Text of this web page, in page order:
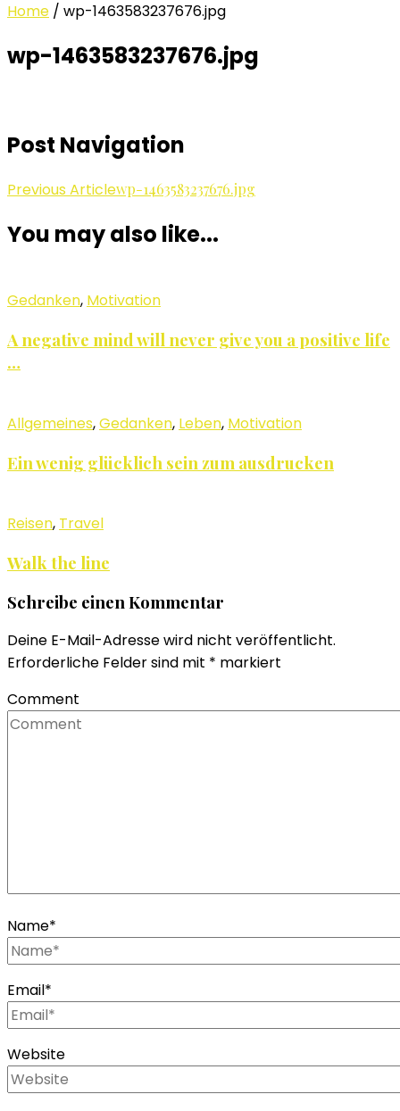
Home / wp-1463583237676.jpg
wp-1463583237676.jpg
Post Navigation
Previous Articlewp-1463583237676.jpg
You may also like...
Gedanken, Motivation
A negative mind will never give you a positive life
…
Allgemeines,Gedanken, Leben, Motivation
Ein wenig glücklich sein zum ausdrucken
Reisen, Travel
Walk the line
Schreibe einen Kommentar
Deine E-Mail-Adresse wird nicht veröffentlicht.
Erforderliche Felder sind mit * markiert
Comment
Name*
Email*
Website